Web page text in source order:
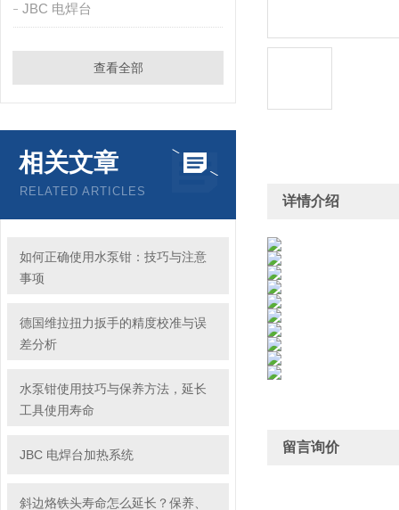
JBC 电焊台
查看全部
相关文章
RELATED ARTICLES
如何正确使用水泵钳：技巧与注意
事项
德国维拉扭力扳手的精度校准与误
差分析
水泵钳使用技巧与保养方法，延长
工具使用寿命
JBC 电焊台加热系统
斜边烙铁头寿命怎么延长？保养、
详情介绍
留言询价